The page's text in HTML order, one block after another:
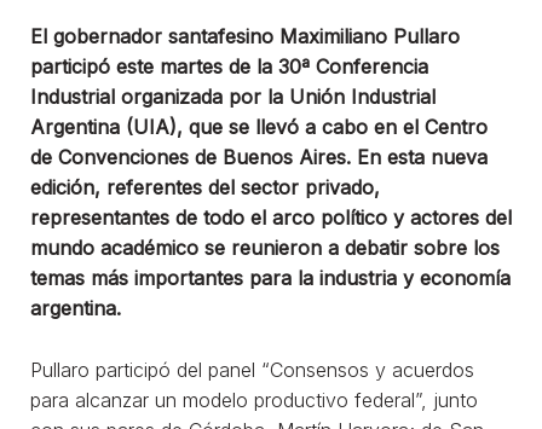
El gobernador santafesino Maximiliano Pullaro
participó este martes de la 30ª Conferencia
Industrial organizada por la Unión Industrial
Argentina (UIA), que se llevó a cabo en el Centro
de Convenciones de Buenos Aires. En esta nueva
edición, referentes del sector privado,
representantes de todo el arco político y actores del
mundo académico se reunieron a debatir sobre los
temas más importantes para la industria y economía
argentina.
Pullaro participó del panel “Consensos y acuerdos
para alcanzar un modelo productivo federal”, junto